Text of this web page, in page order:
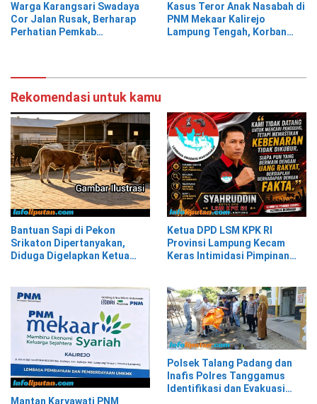
Warga Karangsari Swadaya
Cor Jalan Rusak, Berharap
Perhatian Pemkab
Kasus Teror Anak Nasabah di
PNM Mekaar Kalirejo
Lampung Tengah, Korban
Rekomendasi untuk kamu
Bantuan Sapi di Pekon
Srikaton Dipertanyakan,
Diduga Digelapkan Ketua
Ketua DPD LSM KPK RI
Provinsi Lampung Kecam
Keras Intimidasi Pimpinan
Mantan Karyawati PNM
Polsek Talang Padang dan
Inafis Polres Tanggamus
Identifikasi dan Evakuasi